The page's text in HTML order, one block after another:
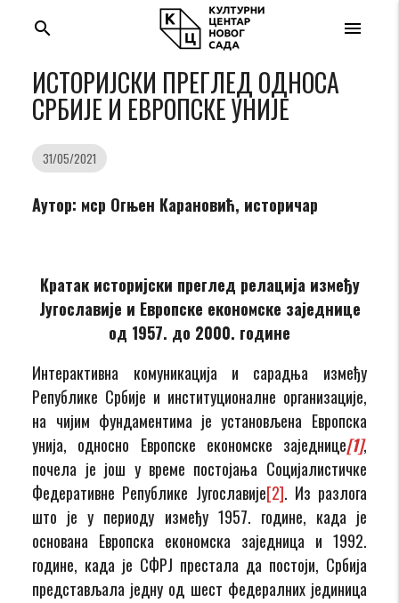
menu
search
ИСТОРИЈСКИ ПРЕГЛЕД ОДНОСА
СРБИЈЕ И ЕВРОПСКЕ УНИЈЕ
31/05/2021
Аутор: мср Огњен Карановић, историчар
Кратак историјски преглед релација између
Југославије и Европске економске заједнице
од 1957. до 2000. године
Интерактивна комуникација и сарадња између
Републике Србије и институционалне организације,
на чијим фундаментима је установљена Европска
унија, односно Европске економске заједнице[1],
почела је још у време постојања Социјалистичке
Федеративне Републике Југославије[2]. Из разлога
што је у периоду између 1957. године, када је
основана Европска економска заједница и 1992.
године, када је СФРЈ престала да постоји, Србија
представљала једну од шест федералних јединица